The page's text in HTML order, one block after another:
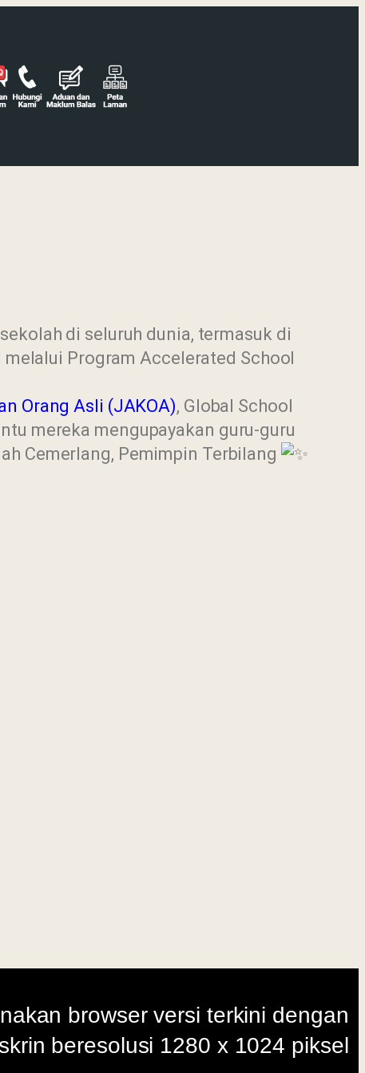
di seluruh dunia, termasuk di
Program Accelerated School
Orang Asli (JAKOA), Global School
mereka mengupayakan guru-guru
Cemerlang, Pemimpin Terbilang